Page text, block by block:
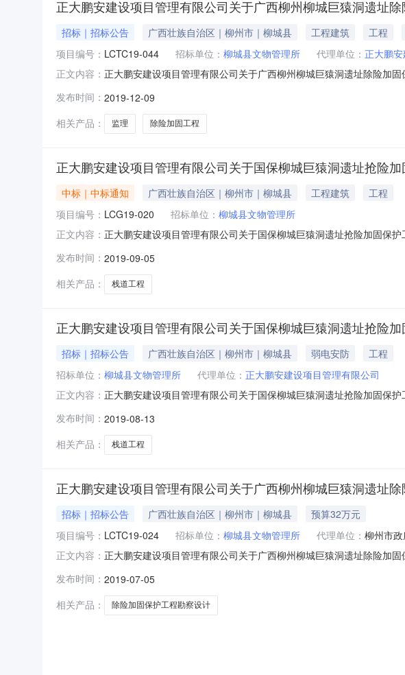
正大鹏安建设项目管理有限公司关于广西柳州柳城巨猿洞遗址
招标｜招标公告 广西壮族自治区｜柳州市｜柳城县 工程建筑 工程
项目编号： LCTC19-044 招标单位： 柳城县文物管理所 代理单位： 正大鹏
正文内容： 正大鹏安建设项目管理有限公司关于广西柳州柳城巨猿洞遗址除险加
华人民共和国政府采购法》、《中华人民共和国政府采购法实施条例
理服务（LCTC19-044）
发布时间： 2019-12-09
相关产品：
监理 除险加固工程
正大鹏安建设项目管理有限公司关于国保柳城巨猿洞遗址抢险
中标｜中标通知 广西壮族自治区｜柳州市｜柳城县 工程建筑
工程
项目编号： LCG19-020 招标单位： 柳城县文物管理所
正文内容： 正大鹏安建设项目管理有限公司关于国保柳城巨猿洞遗址抢险加固保
09月05日18:11本项目招标公告日期2019年08月13日中标日期2019年
及
发布时间： 2019-09-05
相关产品：
栈道工程
正大鹏安建设项目管理有限公司关于国保柳城巨猿洞遗址抢险
招标｜招标公告 广西壮族自治区｜柳州市｜柳城县 弱电安防
工程
招标单位： 柳城县文物管理所 代理单位： 正大鹏安建设项目管理有限公司
正文内容： 正大鹏安建设项目管理有限公司关于国保柳城巨猿洞遗址抢险加固保
工程;1、招标条件根据《中华人民共和国政府采购法》、《中华人民
猿洞遗
发布时间： 2019-08-13
相关产品：
栈道工程
正大鹏安建设项目管理有限公司关于广西柳州柳城巨猿洞遗址
招标｜招标公告 广西壮族自治区｜柳州市｜柳城县
预算32万元
项目编号： LCTC19-024 招标单位： 柳城县文物管理所 代理单位： 柳州市
正文内容： 正大鹏安建设项目管理有限公司关于广西柳州柳城巨猿洞遗址除险加
文物管理所的委托，根据《中华人民共和国政府采购法》、《中华人
猿洞遗址除险加固保护工
发布时间： 2019-07-05
相关产品：
除险加固保护工程勘察设计